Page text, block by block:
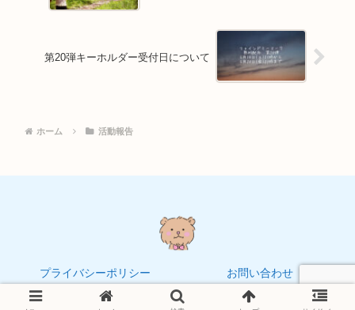
第20弾キーホルダー受付日について
ホーム 活動報告
プライバシーポリシー お問い合わせ
© 2021 トリクマCLUB.